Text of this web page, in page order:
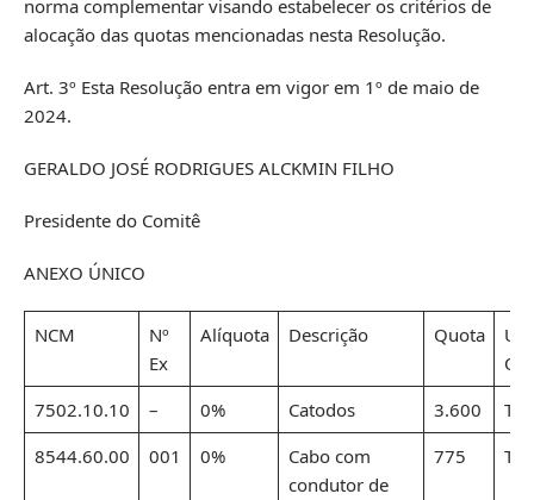
norma complementar visando estabelecer os critérios de
alocação das quotas mencionadas nesta Resolução.
Art. 3º Esta Resolução entra em vigor em 1º de maio de
2024.
GERALDO JOSÉ RODRIGUES ALCKMIN FILHO
Presidente do Comitê
ANEXO ÚNICO
NCM
Nº
Ex
Alíquota Descrição Quota
7502.10.10
– 0% Catodos 3.600
8544.60.00
001 0%
Cabo com
condutor de
775